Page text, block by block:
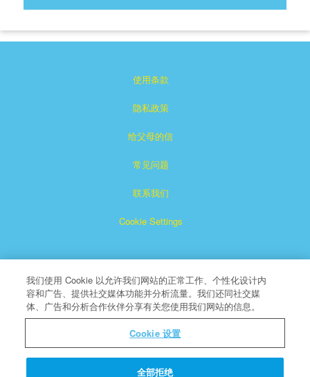
使用条款
隐私政策
给父母的信
常见问题
联系我们
Cookie Settings
版权所有
关于CBN
我们使用 Cookie 以允许我们网站的正常工作、个性化设计内
容和广告、提供社交媒体功能并分析流量。我们还同社交媒
体、广告和分析合作伙伴分享有关您使用我们网站的信息。
Cookie 设置
全部拒绝